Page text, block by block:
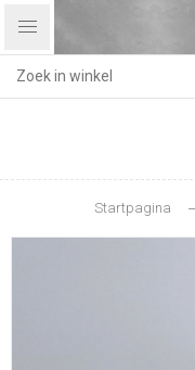
Startpagina